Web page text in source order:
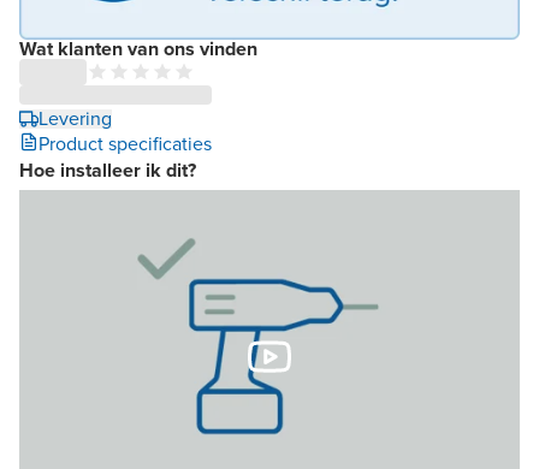
Wat klanten van ons vinden
Levering
Product specificaties
Hoe installeer ik dit?